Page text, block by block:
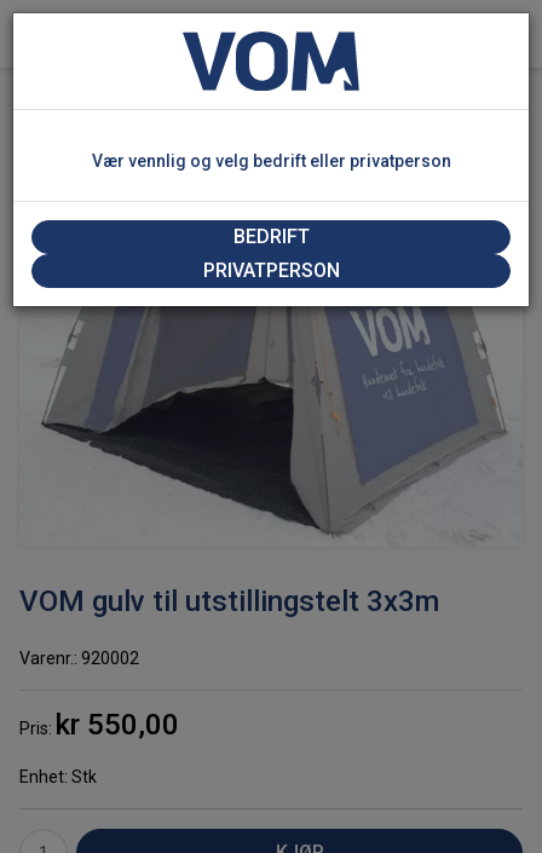
VOM gulv til utstillingstelt 3x3m
Varenr. 920002
Pris kr 550,00
Enhet Stk
Vær vennlig og velg bedrift eller privatperson
BEDRIFT
PRIVATPERSON